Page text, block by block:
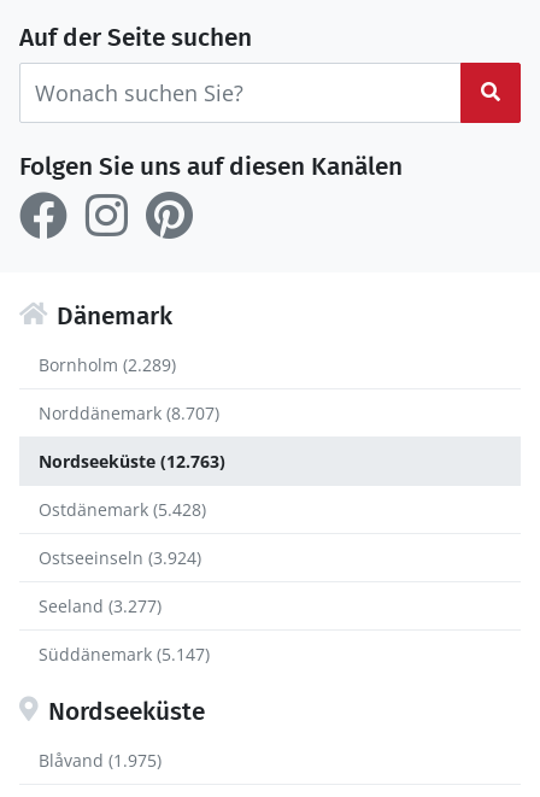
Auf der Seite suchen
Folgen Sie uns auf diesen Kanälen
Dänemark
Bornholm (2.289)
Norddänemark (8.707)
Nordseeküste (12.763)
Ostdänemark (5.428)
Ostseeinseln (3.924)
Seeland (3.277)
Süddänemark (5.147)
Nordseeküste
Blåvand (1.975)